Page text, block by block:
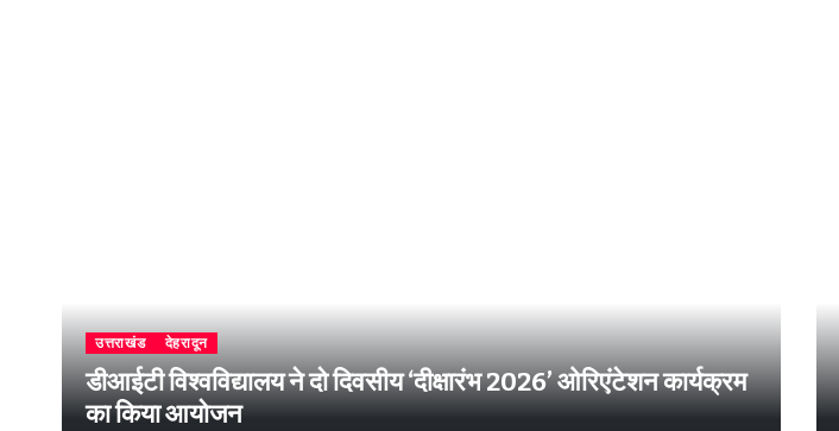
उत्तराखंड देहरादून
डीआईटी विश्वविद्यालय ने दो दिवसीय ‘दीक्षारंभ 2026’ ओरिएंटेशन कार्यक्रम
का किया आयोजन